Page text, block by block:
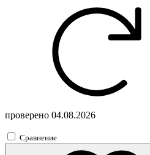
проверено 04.08.2026
Сравнение